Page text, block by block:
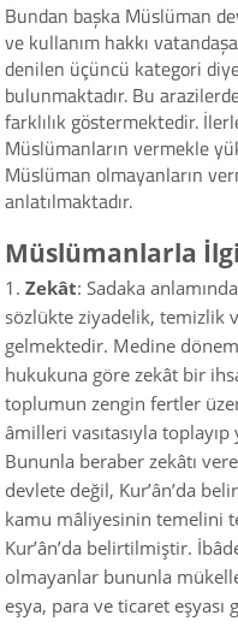
Bundan başka Müslüman
ve kullanım hakkı
denilen üçüncü kategori
bulunmaktadır. Bu
farklılık göstermektedir.
Müslümanların vermekle
Müslüman olmayanların
anlatılmaktadır.
Müslümanlarla
Zekât: Sadaka
sözlükte ziyadelik, temizlik
gelmektedir. Medine
hukukuna göre zekât bir
toplumun zengin fertler
âmilleri vasıtasıyla
Bununla beraber zekâtı
devlete değil, Kur’ân’da
kamu mâliyesinin temelini
Kur’ân’da belirtilmiştir.
olmayanlar bununla
eşya, para ve ticaret